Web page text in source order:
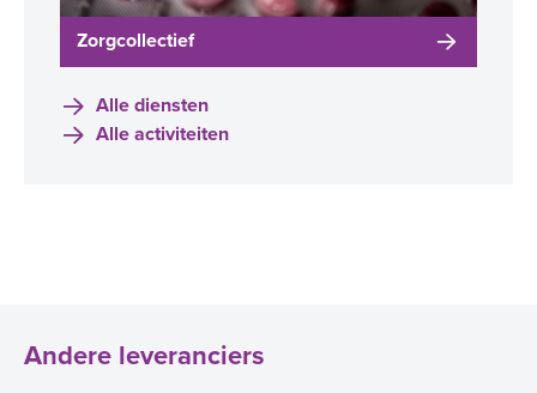
Zorgcollectief
Alle diensten
Alle activiteiten
Andere leveranciers